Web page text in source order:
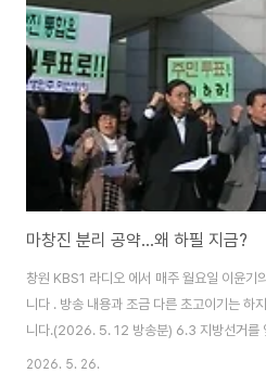
은 공약을 1차로 선정하고, 여러 테이블에서
최종적으로 모두의 의견이 담긴 좋..
마창진 분리 공약...왜 하필 지금?
창원 KBS1 라디오 에서 매주 월요일 이윤기
니다 . 방송 내용과 조금 다른 초고이기는 하
니다.(2026. 5. 12 방송분) 6.3 지방선거를
여러가지 공약을 쏟아내고 있는데요. 지난주
2026. 5. 26.